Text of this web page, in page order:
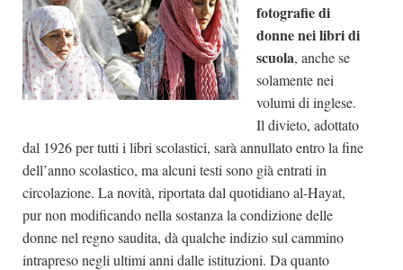
Autori
Generi
Case editrici
Partnership
Premio Chiara
Tabù Festival 2014
A Tutto Volume
Salone di Torino
fotografie di
donne nei libri di
scuola, anche se
solamente nei
volumi di inglese.
Il divieto, adottato
dal 1926 per tutti i libri scolastici, sarà annullato entro la fine
dell’anno scolastico, ma alcuni testi sono già entrati in
circolazione. La novità, riportata dal quotidiano al-Hayat,
pur non modificando nella sostanza la condizione delle
donne nel regno saudita, dà qualche indizio sul cammino
intrapreso negli ultimi anni dalle istituzioni. Da quanto